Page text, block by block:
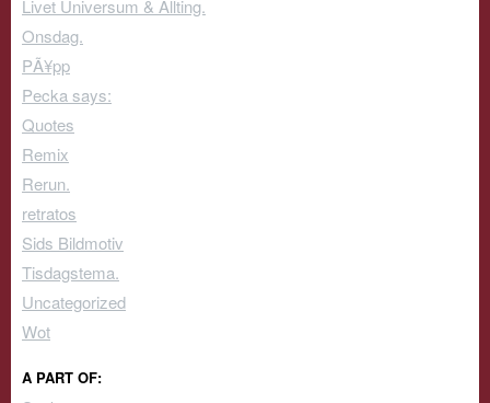
Livet Universum & Allting.
Onsdag.
PÃ¥pp
Pecka says:
Quotes
Remix
Rerun.
retratos
Sids Bildmotiv
Tisdagstema.
Uncategorized
Wot
A PART OF: